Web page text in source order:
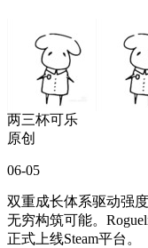
两三杯可乐
原创
06-05
双重成长体系驱动强
无穷构筑可能。
正式上线Steam平台。